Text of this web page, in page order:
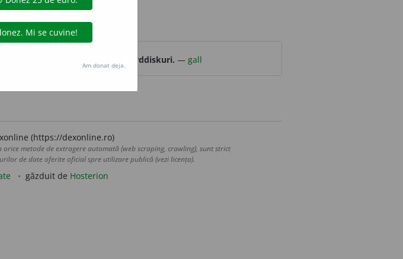
harddiskuri. — gall
(https://dexonline.ro)
metode de extragere automată (web scraping, crawling), sunt strict
de date oferite oficial spre utilizare publică (vezi licența).
găzduit de Hosterion
Am donat deja.